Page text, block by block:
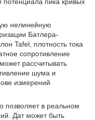
нелинейную
Батлера-
Tafel, плотность тока
сопротивление
рассчитывать
шума и
измерений
позволяет в реальном
Дат может быть